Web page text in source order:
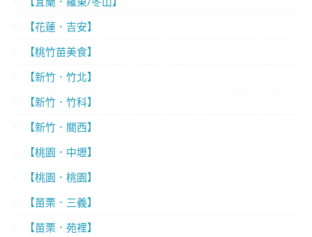
【花蓮．吉安】
【桃竹苗美食】
【新竹．竹北】
【新竹．竹科】
【新竹．關西】
【桃園．中壢】
【桃園．桃園】
【苗栗．三義】
【苗栗．苑裡】